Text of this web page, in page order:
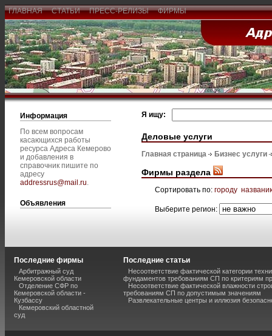
ГЛАВНАЯ СТАТЬИ ПРЕСС-РЕЛИЗЫ ФИРМЫ
Информация
По всем вопросам
касающихся работы
ресурса Адреса Кемерово
и добавления в
справочник пишите по
адресу
addressrus@mail.ru.
Объявления
Я ищу:
Деловые услуги
Главная страница Бизнес услуги
Фирмы раздела
Сортировать по: городу
Выберите регион:
Последние фирмы
Арбитражный суд
Кемеровской области
Отделение СФР по
Кемеровской области -
Кузбассу
Кемеровский областной
суд
Последние статьи
Несоответствие фактической категории
фундаментов требованиям СП по критериям
Несоответствие фактической влажности
требованиям СП по допустимым значениям
Развлекательные центры и иллюзия